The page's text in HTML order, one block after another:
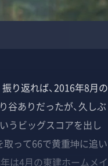
り返れば、2016年8月の
谷ありだったが、久しぶ
うビッグスコアを出し
取って66で黄重坤に追い
は4月の東建ホームメイ